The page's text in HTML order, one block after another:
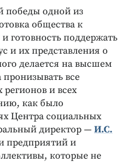
победы одной из
общества к
готовность поддержать
и их представления о
делается на высшем
пронизывать все
регионов и всех
как было
Центра социальных
директор — И.С.
предприятий и
которые не